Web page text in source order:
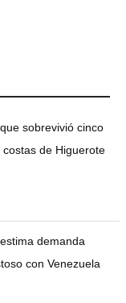
sobrevivió cinco
de Higuerote
demanda
con Venezuela